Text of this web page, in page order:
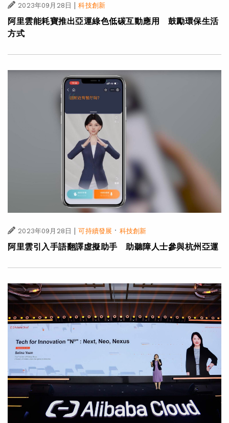
2023年09月28日 | 科技創新
阿里雲能耗寶推出亞運綠色低碳互動應用 鼓勵環保生活
方式
2023年09月28日 | 可持續發展 · 科技創新
阿里雲引入手語翻譯虛擬助手 助聽障人士參與杭州亞運